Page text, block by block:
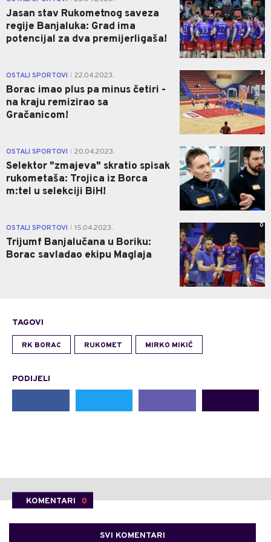
Jasan stav Rukometnog saveza
regije Banjaluka: Grad ima
potencijal za dva premijerligaša!
OSTALI SPORTOVI 22.04.2023.
Borac imao plus pa minus četiri -
na kraju remizirao sa
Gračanicom!
3
OSTALI SPORTOVI 20.04.2023.
Selektor "zmajeva" skratio spisak
rukometaša: Trojica iz Borca
m:tel u selekciji BiH!
0
OSTALI SPORTOVI 15.04.2023.
Trijumf Banjalučana u Boriku:
Borac savladao ekipu Maglaja
0
TAGOVI
RK BORAC RUKOMET MIRKO MIKIĆ
PODIJELI
KOMENTARI 0
SVI KOMENTARI